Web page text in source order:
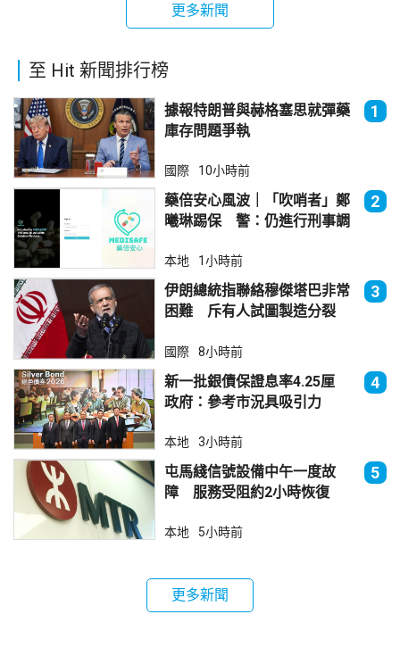
更多新聞
至 Hit 新聞排行榜
據報特朗普與赫格塞思就彈藥
庫存問題爭執
1
國際 10小時前
藥倍安心風波｜「吹哨者」鄭
曦琳踢保 警：仍進行刑事調
2
本地 1小時前
伊朗總統指聯絡穆傑塔巴非常
困難 斥有人試圖製造分裂
3
國際 8小時前
新一批銀債保證息率4.25厘
政府：參考市況具吸引力
4
本地 3小時前
屯馬綫信號設備中午一度故
障 服務受阻約2小時恢復
5
本地 5小時前
更多新聞